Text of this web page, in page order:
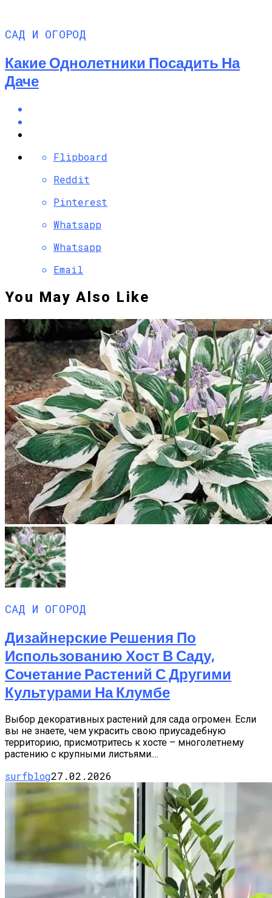
САД И ОГОРОД
Какие Однолетники Посадить На
Даче
Flipboard
Reddit
Pinterest
Whatsapp
Whatsapp
Email
You May Also Like
САД И ОГОРОД
Дизайнерские Решения По
Использованию Хост В Саду,
Сочетание Растений С Другими
Культурами На Клумбе
Выбор декоративных растений для сада огромен. Если
вы не знаете, чем украсить свою приусадебную
территорию, присмотритесь к хосте – многолетнему
растению с крупными листьями....
surfblog27.02.2026